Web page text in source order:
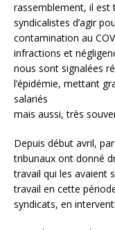
rassemblement, il est
syndicalistes d’agir
contamination au
infractions et
nous sont signalées
l’épidémie, mettant
salariés
mais aussi, très
Depuis début avril,
tribunaux ont donné
travail qui les avaient
travail en cette
syndicats, en